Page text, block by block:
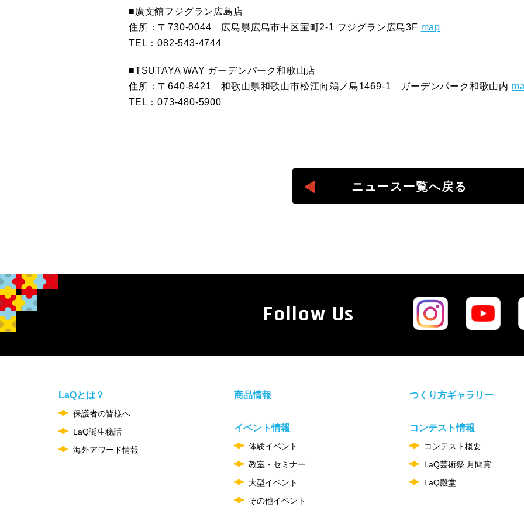
■廣文館フジグラン広島店
住所：〒730-0044 広島県広島市中区宝町2-1 フジグラン広島3F map
TEL：082-543-4744
■TSUTAYA WAY ガーデンパーク和歌山店
住所：〒640-8421 和歌山県和歌山市松江向鵜ノ島1469-1 ガーデンパーク和歌山内
TEL：073-480-5900
ニュース一覧へ戻る
Follow Us
LaQとは？
保護者の皆様へ
LaQ誕生秘話
海外アワード情報
商品情報
イベント情報
体験イベント
教室・セミナー
大型イベント
その他イベント
つくり方ギャラリー
コンテスト情報
コンテスト概要
LaQ芸術祭 月間賞
LaQ殿堂